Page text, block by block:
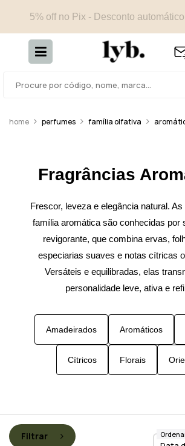
5% off no Pix - Desconto
perfumes família olfativa
Fragrâncias
Frescor, leveza e elegância natural.
família aromática são conhecidas por
revigorante, que combina ervas,
especiarias suaves e notas cítricas
Versáteis e equilibradas, elas
personalidade leve, ativa e
Amadeirados Aromáticos
Cítricos Florais
Filtrar